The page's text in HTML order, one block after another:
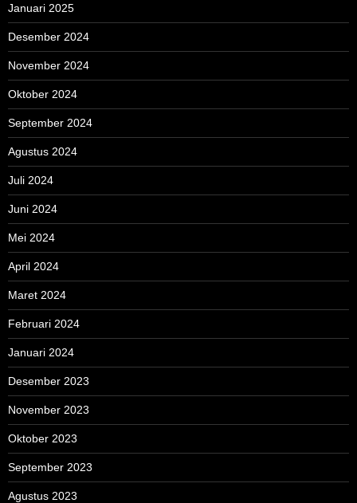
Januari 2025
Desember 2024
November 2024
Oktober 2024
September 2024
Agustus 2024
Juli 2024
Juni 2024
Mei 2024
April 2024
Maret 2024
Februari 2024
Januari 2024
Desember 2023
November 2023
Oktober 2023
September 2023
Agustus 2023